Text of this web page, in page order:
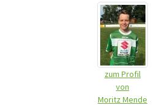
zum Profil
von
Moritz Mende